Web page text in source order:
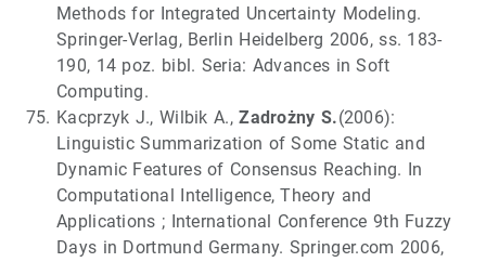
Methods for Integrated Uncertainty Modeling.
Springer-Verlag, Berlin Heidelberg 2006, ss. 183-
190, 14 poz. bibl. Seria: Advances in Soft
Computing.
Kacprzyk J., Wilbik A.,Zadrożny S.(2006):
Linguistic Summarization of Some Static and
Dynamic Features of Consensus Reaching. In
Computational Intelligence, Theory and
Applications ; International Conference 9th Fuzzy
Days in Dortmund Germany. Springer.com 2006,